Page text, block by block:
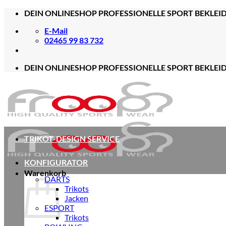
Zum
springen
DEIN ONLINESHOP PROFESSIONELLE SPORT
E-Mail
02465 99 83 732
DEIN ONLINESHOP PROFESSIONELLE SPORT
Warenkorb
TRIKOT-DESIGN SERVICE
KONFIGURATOR
DARTS
Trikots
Jacken
ESPORT
Trikots